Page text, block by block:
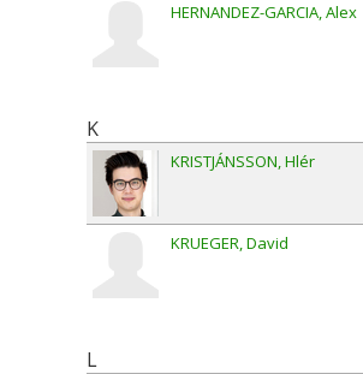
HERNANDEZ-GARCIA Alex
K
KRISTJÁNSSON Hlér
KRUEGER David
L